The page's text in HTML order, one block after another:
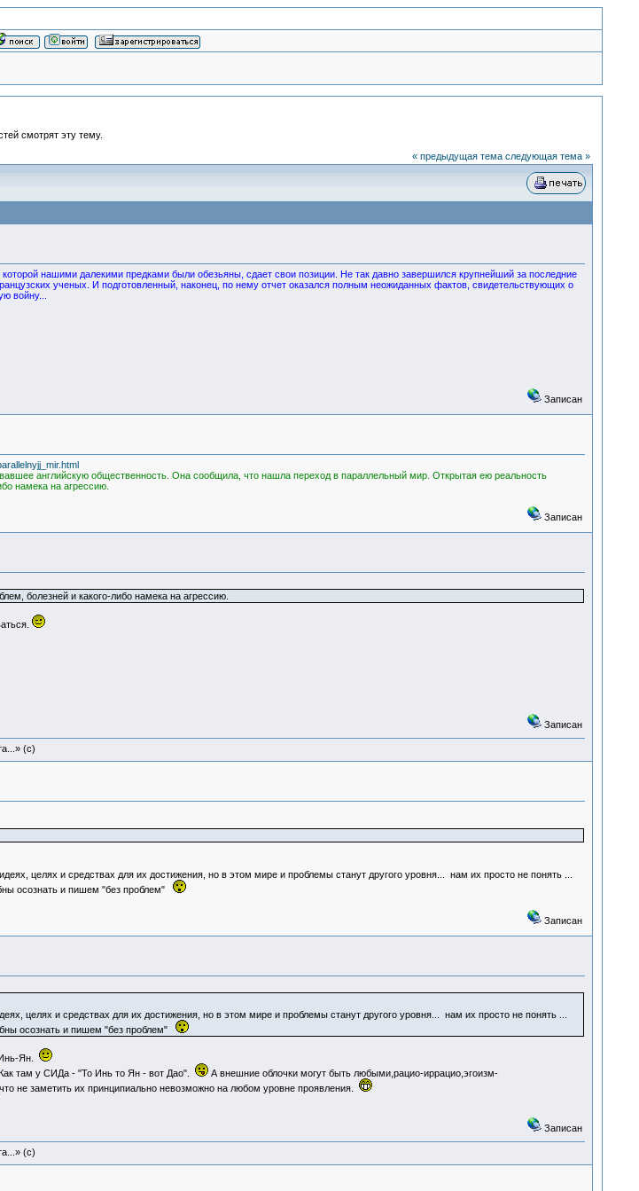
смотрят эту тему.
« предыдущая тема следующая тема »
нашими далекими предками были обезьяны, сдает свои позиции. Не так давно завершился крупнейший за последние
ученых. И подготовленный, наконец, по нему отчет оказался полным неожиданных фактов, свидетельствующих о
войну...
Записан
английскую общественность. Она сообщила, что нашла переход в параллельный мир. Открытая ею реальность
намека на агрессию.
Записан
болезней и какого-либо намека на агрессию.
Записан
(c)
целях и средствах для их достижения, но в этом мире и проблемы станут другого уровня... нам их просто не понять ...
осознать и пишем "без проблем"
Записан
целях и средствах для их достижения, но в этом мире и проблемы станут другого уровня... нам их просто не понять ...
осознать и пишем "без проблем"
Ян.
там у СИДа - "То Инь то Ян - вот Дао".
А внешние облочки могут быть любыми,рацио-иррацио,эгоизм-
не заметить их принципиально невозможно на любом уровне проявления.
Записан
(c)